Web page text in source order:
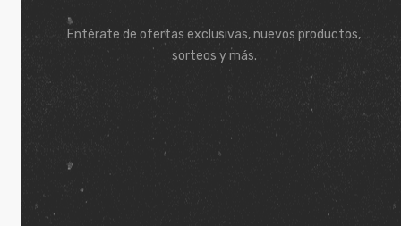
Entérate de ofertas exclusivas, nuevos productos,
sorteos y más.